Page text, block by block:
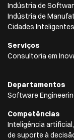
Indústria de
Indústria de
Cidades
Serviços
Consultoria em
Departamentos
Software
Competências
Inteligência
de suporte à